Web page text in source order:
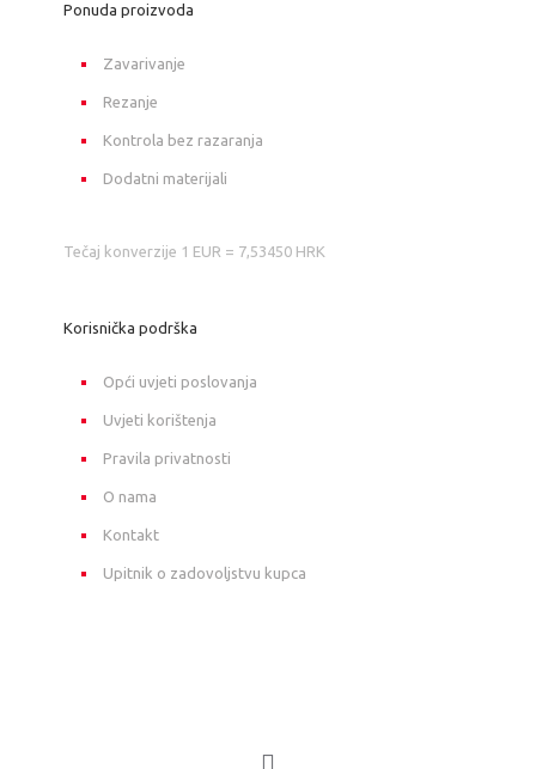
Ponuda proizvoda
Zavarivanje
Rezanje
Kontrola bez razaranja
Dodatni materijali
Tečaj konverzije 1 EUR = 7,53450 HRK
Korisnička podrška
Opći uvjeti poslovanja
Uvjeti korištenja
Pravila privatnosti
O nama
Kontakt
Upitnik o zadovoljstvu kupca